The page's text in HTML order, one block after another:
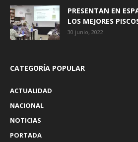
PRESENTAN EN
LOS MEJORES
30 junio, 2022
CATEGORÍA POPULAR
ACTUALIDAD
NACIONAL
NOTICIAS
PORTADA